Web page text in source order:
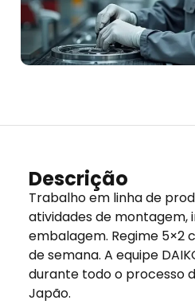
Descrição
Trabalho em linha de
atividades de montagem,
embalagem. Regime 5×2
de semana. A equipe
durante todo o processo
Japão.